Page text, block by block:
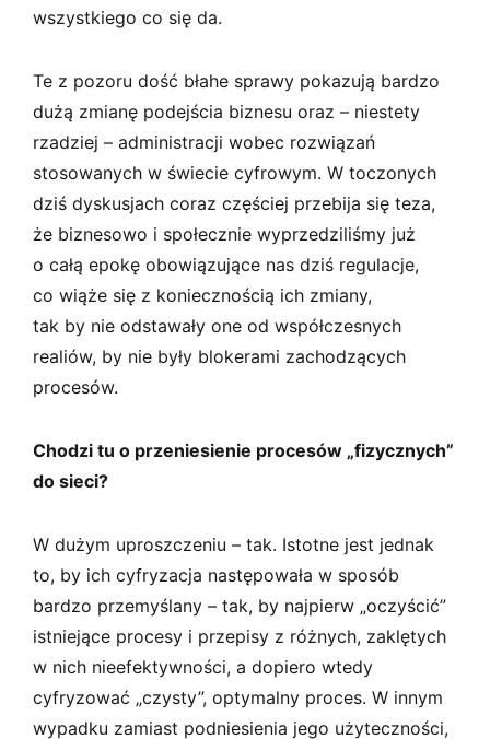
wszystkiego co się da.
Te z pozoru dość błahe sprawy pokazują bardzo
dużą zmianę podejścia biznesu oraz – niestety
rzadziej – administracji wobec rozwiązań
stosowanych w świecie cyfrowym. W toczonych
dziś dyskusjach coraz częściej przebija się teza,
że biznesowo i społecznie wyprzedziliśmy już
o całą epokę obowiązujące nas dziś regulacje,
co wiąże się z koniecznością ich zmiany,
tak by nie odstawały one od współczesnych
realiów, by nie były blokerami zachodzących
procesów.
Chodzi tu o przeniesienie procesów „fizycznych”
do sieci?
W dużym uproszczeniu – tak. Istotne jest jednak
to, by ich cyfryzacja następowała w sposób
bardzo przemyślany – tak, by najpierw „oczyścić”
istniejące procesy i przepisy z różnych, zaklętych
w nich nieefektywności, a dopiero wtedy
cyfryzować „czysty”, optymalny proces. W innym
wypadku zamiast podniesienia jego użyteczności,